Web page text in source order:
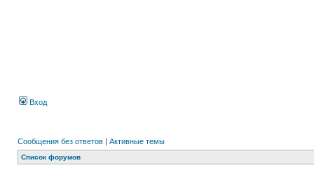
Вход
Сообщения без ответов | Активные темы
Список форумов